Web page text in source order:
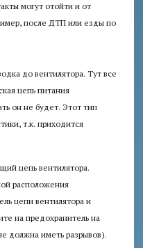
могут отойти и от
после ДТП или езды по
до вентилятора. Тут все
цепь питания
он не будет. Этот тип
т.к. приходится
цепь вентилятора.
расположения
цепи вентилятора и
на предохранитель на
должна иметь разрывов).